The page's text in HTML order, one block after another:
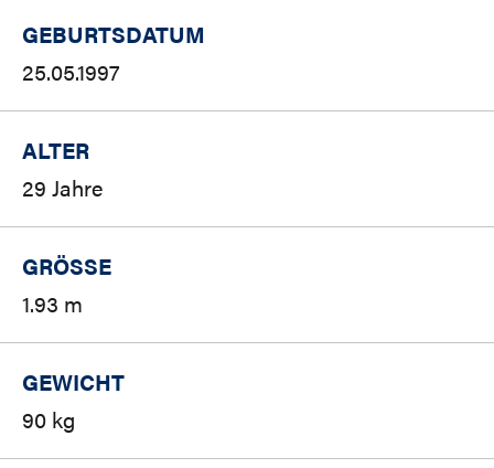
GEBURTSDATUM
25.05.1997
ALTER
29 Jahre
GRÖSSE
1.93 m
GEWICHT
90 kg